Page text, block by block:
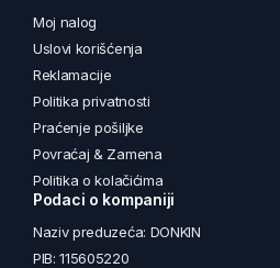
Moj nalog
Uslovi korišćenja
Reklamacije
Politika privatnosti
Praćenje pošiljke
Povraćaj & Zamena
Politika o kolačićima
Podaci o kompaniji
Naziv preduzeća: DONKIN
PIB: 115605220